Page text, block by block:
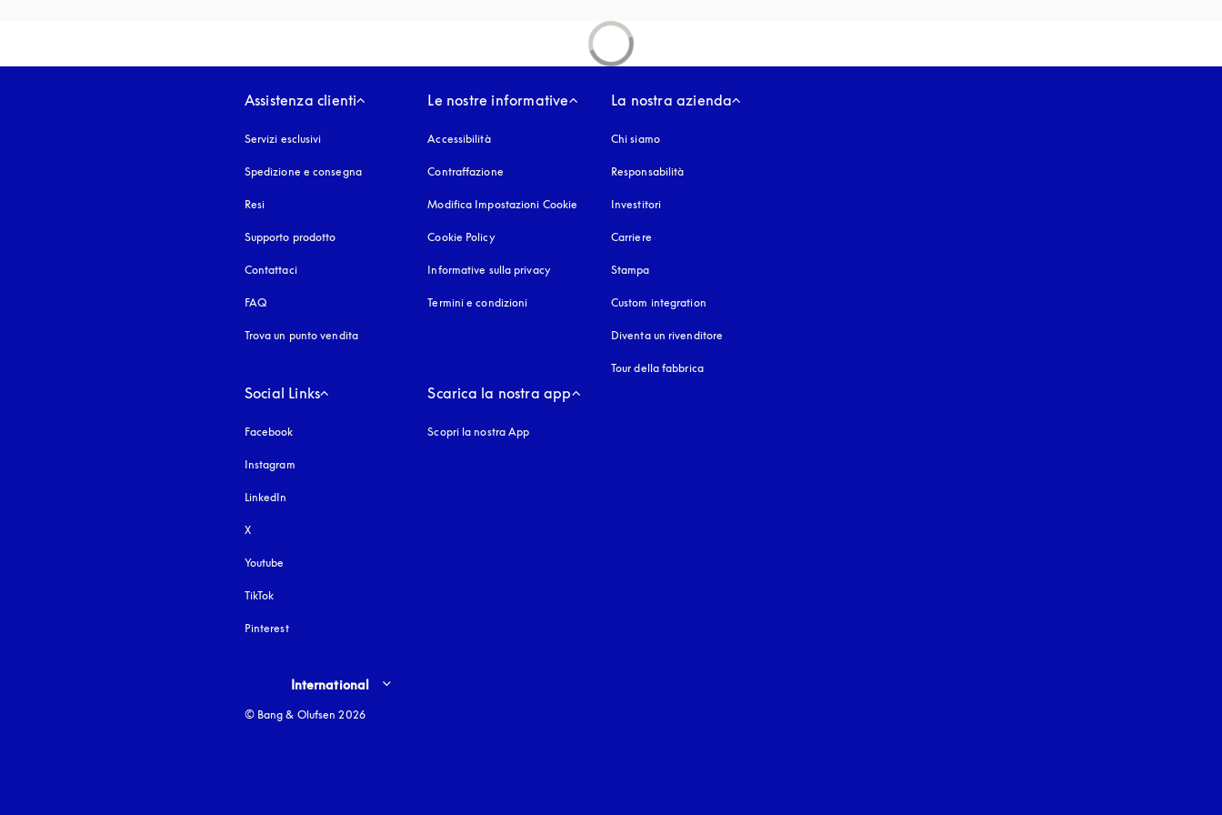
Assistenza clienti
Servizi esclusivi
Spedizione e consegna
Resi
Supporto prodotto
Contattaci
FAQ
Trova un punto vendita
Le nostre informative
Accessibilitàsi apre in una nuova finestra
Contraffazione si apre in una nuova finestra
Modifica Impostazioni Cookie
Cookie Policysi apre in una nuova finestra
Informative sulla privacysi apre in una nuova finestra
Termini e condizioni
La nostra azienda
Chi siamo
Responsabilità
Investitori
Carriere
Stampa
Custom integration
Diventa un rivenditore
Tour della fabbrica
Social Links
Facebook
Instagram
LinkedIn
X
Youtube
TikTok
Pinterest
Scarica la nostra app
Scopri la nostra App
Select country and language
International
© Bang & Olufsen 2026